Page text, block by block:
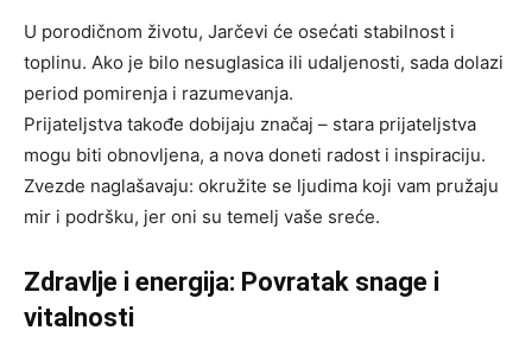
U porodičnom životu, Jarčevi će osećati stabilnost i
toplinu. Ako je bilo nesuglasica ili udaljenosti, sada dolazi
period pomirenja i razumevanja.
Prijateljstva takođe dobijaju značaj – stara prijateljstva
mogu biti obnovljena, a nova doneti radost i inspiraciju.
Zvezde naglašavaju: okružite se ljudima koji vam pružaju
mir i podršku, jer oni su temelj vaše sreće.
Zdravlje i energija: Povratak snage i
vitalnosti